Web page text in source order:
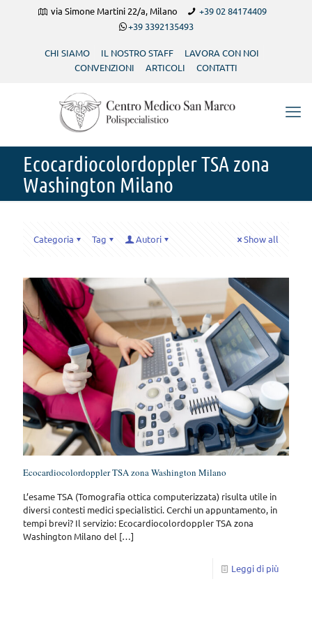
via Simone Martini 22/a, Milano
+39 02 84174409
+39 3392135493
CHI SIAMO IL NOSTRO STAFF
LAVORA CON NOI
CONVENZIONI
ARTICOLI CONTATTI
Ecocardiocolordoppler TSA zona
Washington Milano
Categoria Tag Autori Show all
Ecocardiocolordoppler TSA zona Washington Milano
L’esame TSA (Tomografia ottica computerizzata) risulta utile in
diversi contesti medici specialistici. Cerchi un appuntamento, in
tempi brevi? Il servizio: Ecocardiocolordoppler TSA zona
Washington Milano del […]
Leggi di più